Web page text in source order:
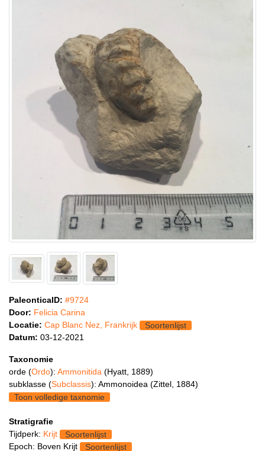
PaleonticaID: #9724
Door: Felicia Carina
Locatie: Cap Blanc Nez, Frankrijk
Soortenlijst
Datum: 03-12-2021
Taxonomie
orde (Ordo): Ammonitida (Hyatt, 1889)
subklasse (Subclassis): Ammonoidea (Zittel, 1884)
Toon volledige taxnomie
Stratigrafie
Tijdperk: Krijt
Soortenlijst
Epoch: Boven Krijt
Soortenlijst